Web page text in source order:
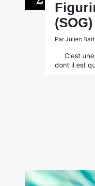
Par Julien
C'est
dont il est